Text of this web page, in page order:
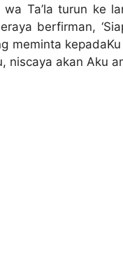
wa Ta’la turun ke
berfirman,
meminta
niscaya akan Aku